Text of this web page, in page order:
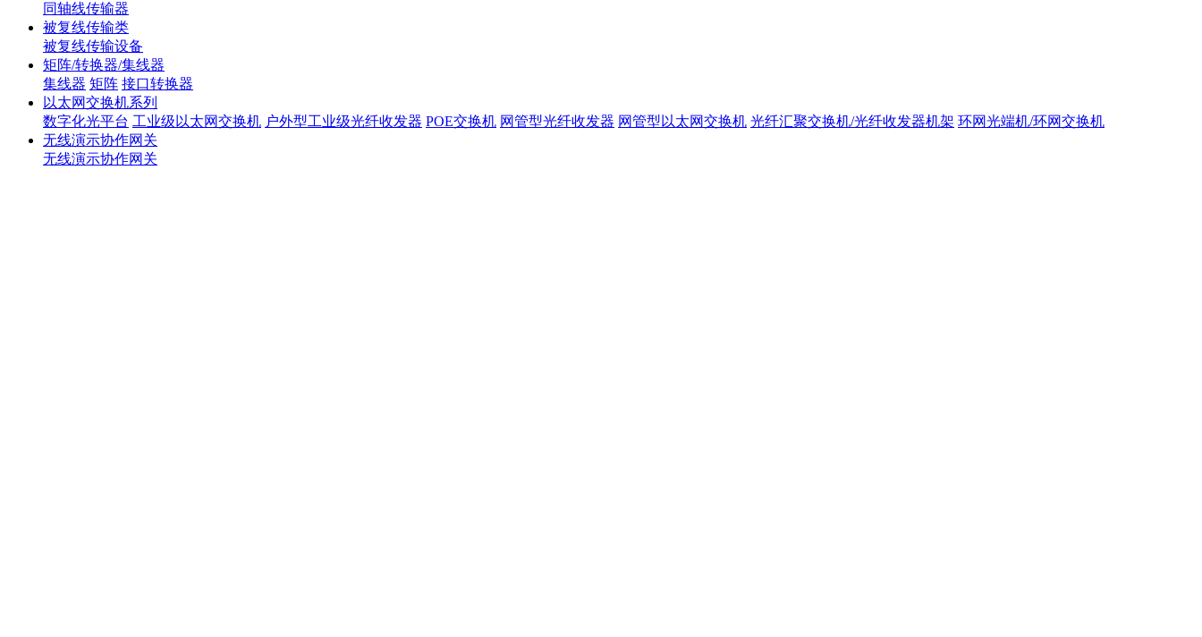
同轴线传输器
被复线传输类
被复线传输设备
矩阵/转换器/集线器
集线器 矩阵 接口转换器
以太网交换机系列
数字化光平台 工业级以太网交换机 户外型工业级光纤收发器 POE交换机 网管型光纤收发器 网管型以太网交换机 光纤汇聚交换机/光纤收发器机架 环网光端机/环网交换机
无线演示协作网关
无线演示协作网关